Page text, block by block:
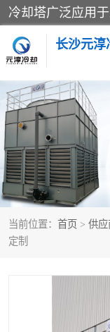
长沙元淳
当前位置： 首页 > 供应
定制
方形开式冷却塔
闭式冷却塔
电控箱
板式换热器